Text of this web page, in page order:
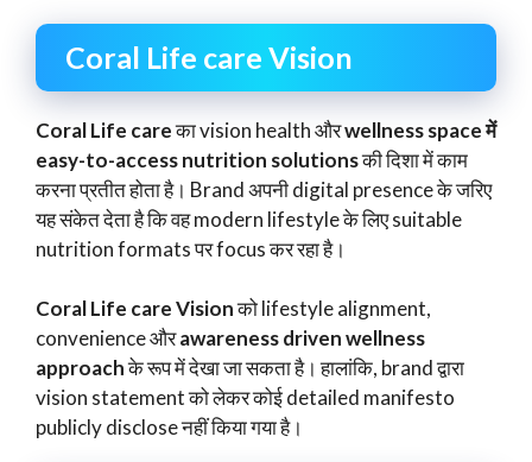
Coral Life care Vision
Coral Life careका vision health औरwellness space में
easy-to-access nutrition solutionsकी दिशा में काम
करना प्रतीत होता है। Brand अपनी digital presence के जरिए
यह संकेत देता है कि वह modern lifestyle के लिए suitable
nutrition formats पर focus कर रहा है।
Coral Life care Visionको lifestyle alignment,
convenience औरawareness driven wellness
approachके रूप में देखा जा सकता है। हालांकि, brand द्वारा
vision statement को लेकर कोई detailed manifesto
publicly disclose नहीं किया गया है।